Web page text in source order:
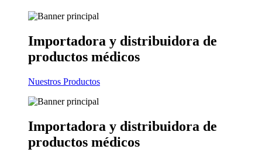
Importadora y distribuidora de
productos médicos
Nuestros Productos
Importadora y distribuidora de
productos médicos